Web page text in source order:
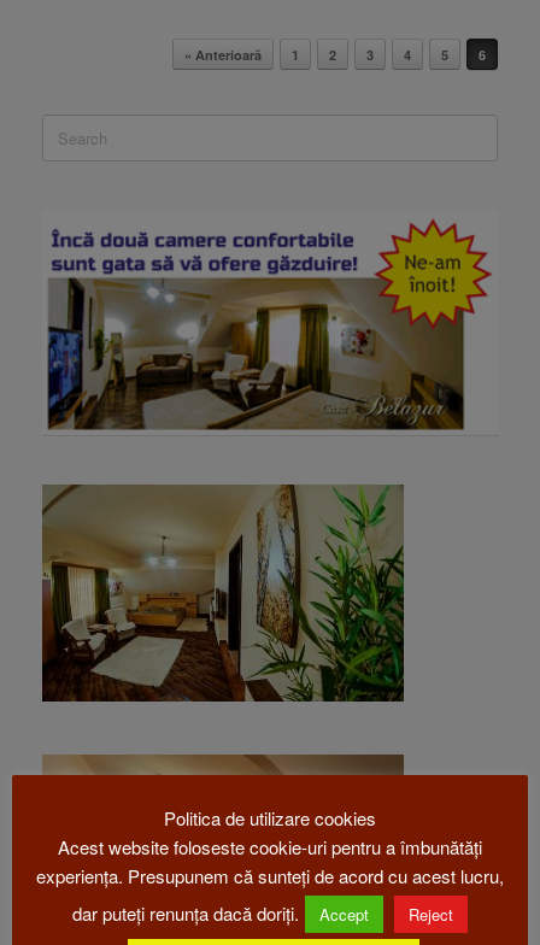
« Anterioară 1 2 3 4 5 6
Politica de utilizare cookies
Acest website foloseste cookie-uri pentru a îmbunătăți
experiența. Presupunem că sunteți de acord cu acest lucru,
dar puteți renunța dacă doriți.
Accept
Reject